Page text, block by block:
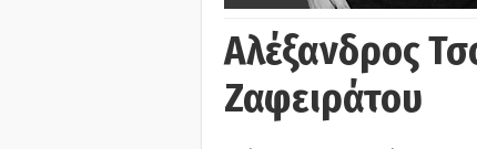
Αλέξανδρος
Ζαφειράτου